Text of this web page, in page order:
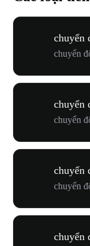
chuyển
chuyển
chuyển
chuyển
chuyển
chuyển
chuyển